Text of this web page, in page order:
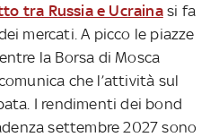
tra Russia e Ucrainasi fa
mercati. A picco le piazze
la Borsa di Mosca
che l’attività sul
I rendimenti dei bond
settembre 2027 sono